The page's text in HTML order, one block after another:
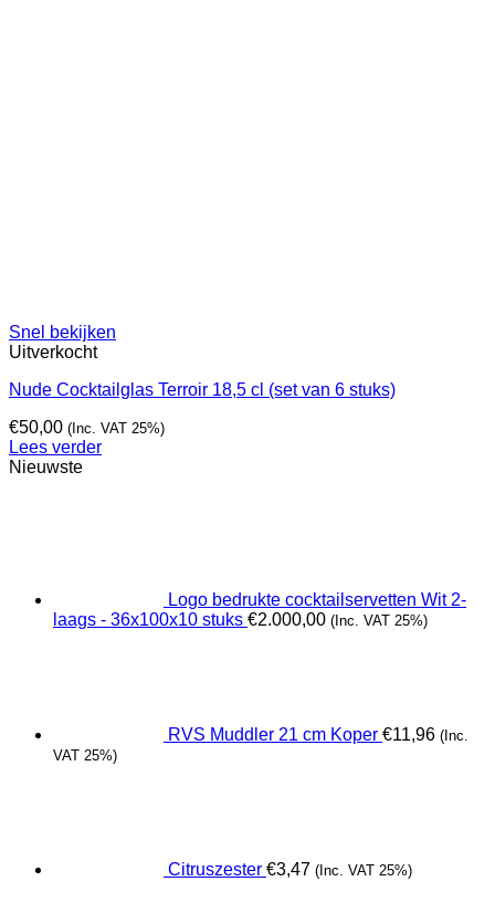
Snel bekijken
Uitverkocht
Nude Cocktailglas Terroir 18,5 cl (set van 6 stuks)
€50,00 (Inc. VAT 25%)
Lees verder
Nieuwste
Logo bedrukte cocktailservetten Wit 2-
laags - 36x100x10 stuks €2.000,00 (Inc. VAT 25%)
RVS Muddler 21 cm Koper €11,96 (Inc.
VAT 25%)
Citruszester €3,47 (Inc. VAT 25%)